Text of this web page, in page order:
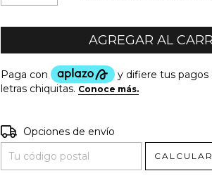
Entregas para el CP:
Opciones de envío
CALCULAR